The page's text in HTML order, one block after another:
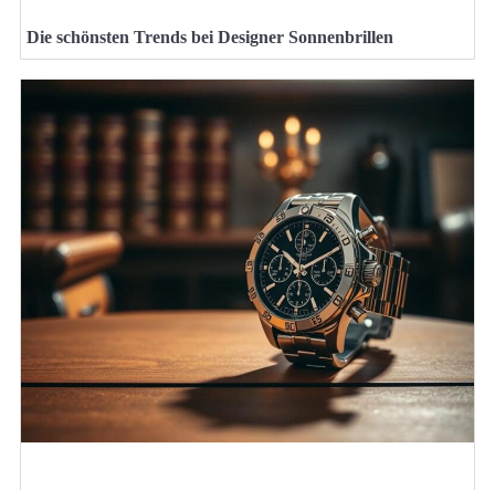
Die schönsten Trends bei Designer Sonnenbrillen